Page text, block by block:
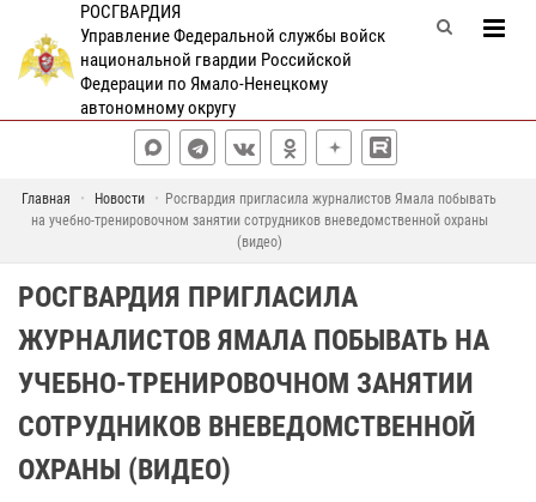
РОСГВАРДИЯ
Управление Федеральной службы войск
национальной гвардии Российской
Федерации по Ямало-Ненецкому
автономному округу
Главная Новости
Росгвардия пригласила журналистов Ямала побывать
на учебно-тренировочном занятии сотрудников вневедомственной охраны
(видео)
РОСГВАРДИЯ ПРИГЛАСИЛА
ЖУРНАЛИСТОВ ЯМАЛА ПОБЫВАТЬ НА
УЧЕБНО-ТРЕНИРОВОЧНОМ ЗАНЯТИИ
СОТРУДНИКОВ ВНЕВЕДОМСТВЕННОЙ
ОХРАНЫ (ВИДЕО)